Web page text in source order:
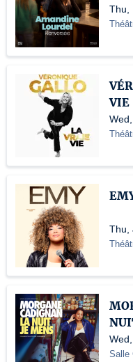
Thu,
VIE
Thu,
Salle